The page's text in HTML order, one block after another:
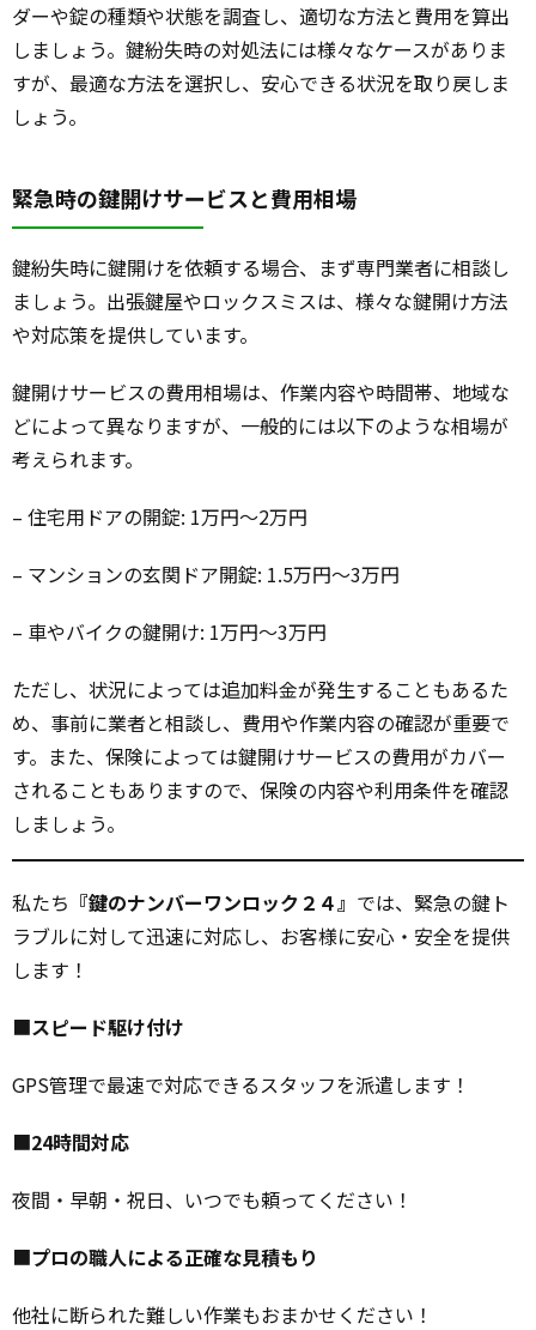
ダーや錠の種類や状態を調査し、適切な方法と費用を算出
しましょう。鍵紛失時の対処法には様々なケースがありま
すが、最適な方法を選択し、安心できる状況を取り戻しま
しょう。
緊急時の鍵開けサービスと費用相場
鍵紛失時に鍵開けを依頼する場合、まず専門業者に相談し
ましょう。出張鍵屋やロックスミスは、様々な鍵開け方法
や対応策を提供しています。
鍵開けサービスの費用相場は、作業内容や時間帯、地域な
どによって異なりますが、一般的には以下のような相場が
考えられます。
– 住宅用ドアの開錠: 1万円～2万円
– マンションの玄関ドア開錠: 1.5万円～3万円
– 車やバイクの鍵開け: 1万円～3万円
ただし、状況によっては追加料金が発生することもあるた
め、事前に業者と相談し、費用や作業内容の確認が重要で
す。また、保険によっては鍵開けサービスの費用がカバー
されることもありますので、保険の内容や利用条件を確認
しましょう。
私たち 『鍵のナンバーワンロック２４』 では、緊急の鍵ト
ラブルに対して迅速に対応し、お客様に安心・安全を提供
します！
■スピード駆け付け
GPS管理で最速で対応できるスタッフを派遣します！
■24時間対応
夜間・早朝・祝日、いつでも頼ってください！
■プロの職人による正確な見積もり
他社に断られた難しい作業もおまかせください！